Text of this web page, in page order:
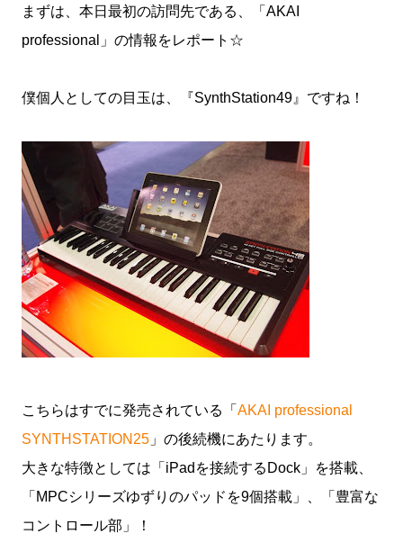
まずは、本日最初の訪問先である、「AKAI
professional」の情報をレポート☆
僕個人としての目玉は、『SynthStation49』ですね！
こちらはすでに発売されている「 AKAI professional
SYNTHSTATION25 」の後続機にあたります。
大きな特徴としては「iPadを接続するDock」を搭載、
「MPCシリーズゆずりのパッドを9個搭載」、「豊富な
コントロール部」！